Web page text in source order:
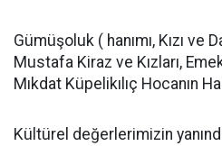
Gümüşoluk ( hanımı, Kızı ve
Mustafa Kiraz ve Kızları,
Mıkdat Küpelikılıç Hocanın
Kültürel değerlerimizin